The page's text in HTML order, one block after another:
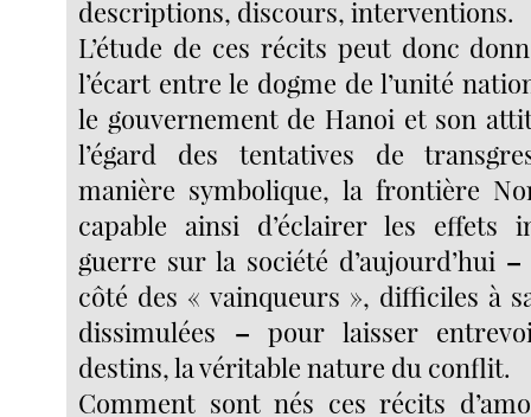
descriptions, discours, interventions.
L’étude de ces récits peut donc
l’écart entre le dogme de l’unité
le gouvernement de Hanoi et son
l’égard des tentatives de
manière symbolique, la frontière
capable ainsi d’éclairer les effets
guerre sur la société d’aujourd’hui –
côté des « vainqueurs », difficiles à
dissimulées – pour laisser
destins, la véritable nature du conflit.
Comment sont nés ces récits